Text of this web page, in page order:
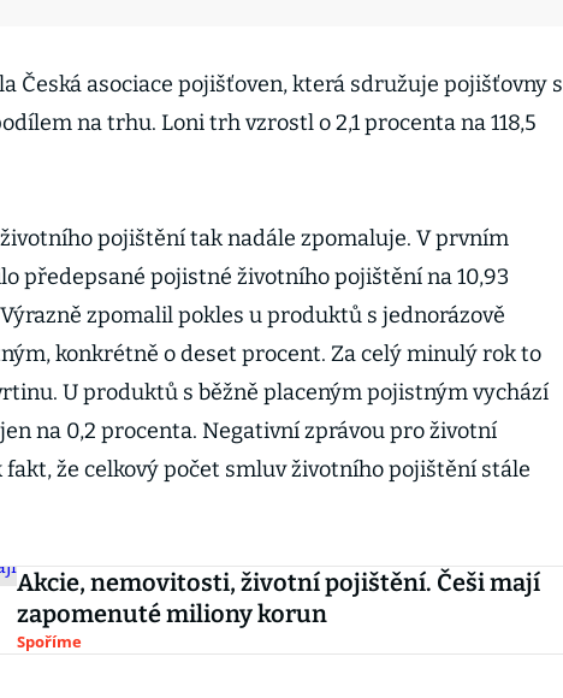
Česká asociace pojišťoven, která sdružuje pojišťovny s
na trhu. Loni trh vzrostl o 2,1 procenta na 118,5
pojištění tak nadále zpomaluje. V prvním
předepsané pojistné životního pojištění na 10,93
zpomalil pokles u produktů s jednorázově
konkrétně o deset procent. Za celý minulý rok to
U produktů s běžně placeným pojistným vychází
na 0,2 procenta. Negativní zprávou pro životní
že celkový počet smluv životního pojištění stále
Akcie, nemovitosti, životní pojištění. Češi mají
zapomenuté miliony korun
Spoříme